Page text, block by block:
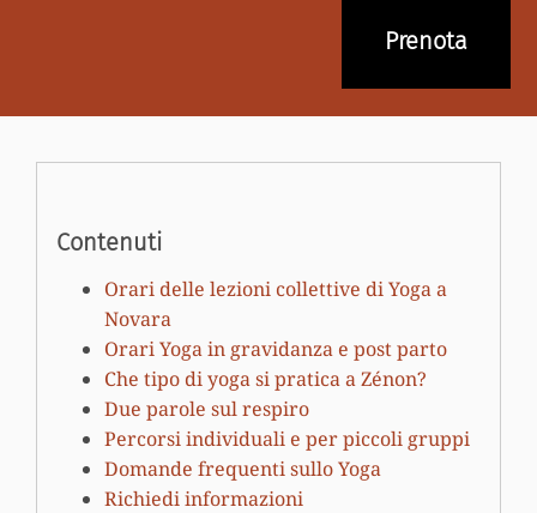
Prenota
Contenuti
Orari delle lezioni collettive di Yoga a
Novara
Orari Yoga in gravidanza e post parto
Che tipo di yoga si pratica a Zénon?
Due parole sul respiro
Percorsi individuali e per piccoli gruppi
Domande frequenti sullo Yoga
Richiedi informazioni